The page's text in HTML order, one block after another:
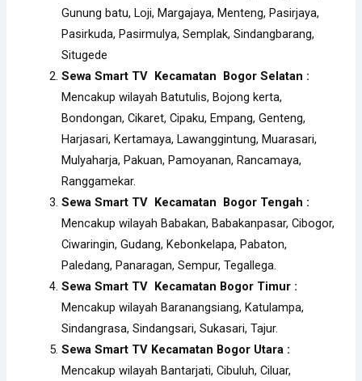
Gunung batu, Loji, Margajaya, Menteng, Pasirjaya,
Pasirkuda, Pasirmulya, Semplak, Sindangbarang,
Situgede
Sewa Smart TV Kecamatan Bogor Selatan :
Mencakup wilayah Batutulis, Bojong kerta,
Bondongan, Cikaret, Cipaku, Empang, Genteng,
Harjasari, Kertamaya, Lawanggintung, Muarasari,
Mulyaharja, Pakuan, Pamoyanan, Rancamaya,
Ranggamekar.
Sewa Smart TV Kecamatan Bogor Tengah :
Mencakup wilayah Babakan, Babakanpasar, Cibogor,
Ciwaringin, Gudang, Kebonkelapa, Pabaton,
Paledang, Panaragan, Sempur, Tegallega.
Sewa Smart TV Kecamatan Bogor Timur :
Mencakup wilayah Baranangsiang, Katulampa,
Sindangrasa, Sindangsari, Sukasari, Tajur.
Sewa Smart TV Kecamatan Bogor Utara :
Mencakup wilayah Bantarjati, Cibuluh, Ciluar,